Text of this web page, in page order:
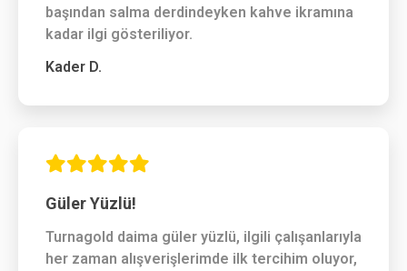
başından salma derdindeyken kahve ikramına
kadar ilgi gösteriliyor.
Kader D.
Güler Yüzlü!
Turnagold daima güler yüzlü, ilgili çalışanlarıyla
her zaman alışverişlerimde ilk tercihim oluyor,